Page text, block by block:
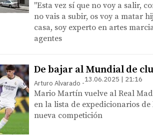
"Esta vez sí que no voy a salir,
no vais a subir, os voy a matar
casa, soy experto en artes
agentes
De bajar al Mundial de
Arturo Alvarado 13.06.2025 | 21:16
Mario Martín vuelve al Real
en la lista de expedicionarios
nueva competición